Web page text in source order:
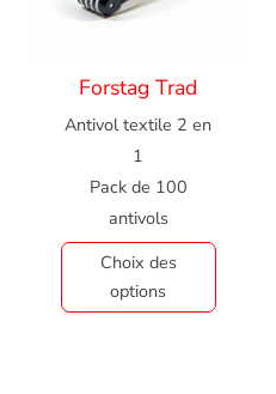
Forstag Trad
Antivol textile 2 en
1
Pack de 100
antivols
Choix des
options